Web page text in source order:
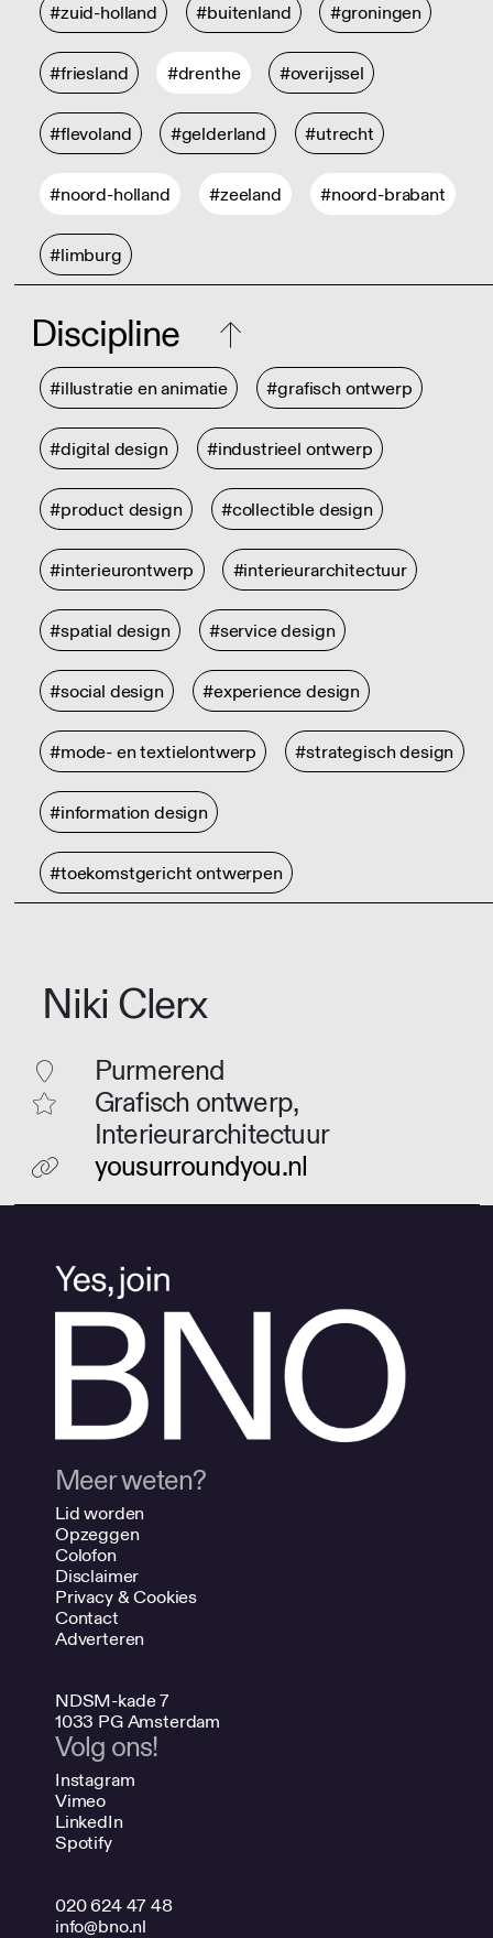
#zuid-holland #buitenland #groningen
#friesland #drenthe #overijssel
#flevoland #gelderland #utrecht
#noord-holland #zeeland #noord-brabant
#limburg
Discipline
#illustratie en animatie #grafisch ontwerp
#digital design #industrieel ontwerp
#product design #collectible design
#interieurontwerp #interieurarchitectuur
#spatial design #service design
#social design #experience design
#mode- en textielontwerp #strategisch design
#information design
#toekomstgericht ontwerpen
Niki Clerx
Purmerend
Grafisch ontwerp,
Interieurarchitectuur
yousurroundyou.nl
Meer weten?
Lid worden
Opzeggen
Colofon
Disclaimer
Privacy & Cookies
Contact
Adverteren
NDSM-kade 7
1033 PG Amsterdam
Volg ons!
Instagram
Vimeo
LinkedIn
Spotify
020 624 47 48
info@bno.nl